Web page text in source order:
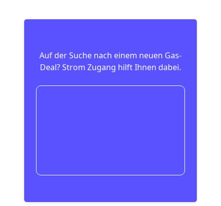
Auf der Suche nach einem neuen Gas-
Deal?Strom Zugang hilft Ihnen dabei.
Gas Preise vergleichen